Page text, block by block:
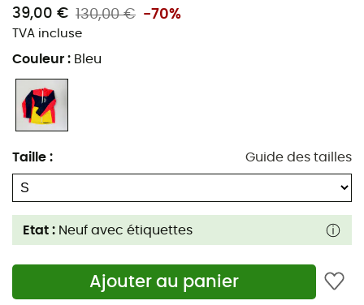
39,00 € 130,00 € -70%
TVA incluse
Couleur : Bleu
Taille : Guide des tailles
Etat : Neuf avec étiquettes
Ajouter au panier